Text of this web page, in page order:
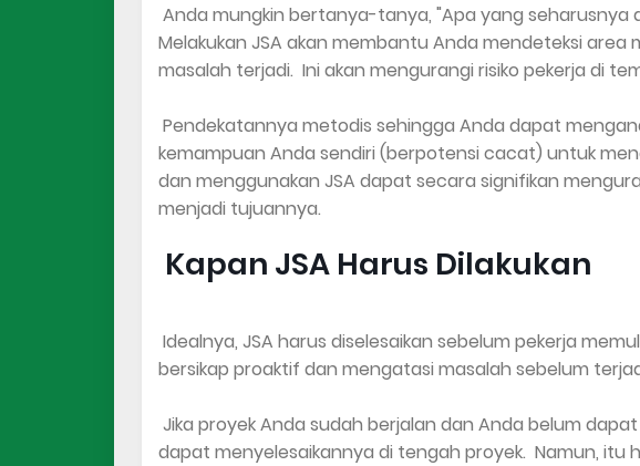
Anda mungkin bertanya-tanya, "Apa yang seharusnya
Melakukan JSA akan membantu Anda mendeteksi
masalah terjadi. Ini akan mengurangi risiko pekerja di
Pendekatannya metodis sehingga Anda dapat
kemampuan Anda sendiri (berpotensi cacat) untuk
dan menggunakan JSA dapat secara signifikan
menjadi tujuannya.
Kapan JSA Harus Dilakukan
Idealnya, JSA harus diselesaikan sebelum pekerja
bersikap proaktif dan mengatasi masalah sebelum
Jika proyek Anda sudah berjalan dan Anda belum
dapat menyelesaikannya di tengah proyek. Namun, itu